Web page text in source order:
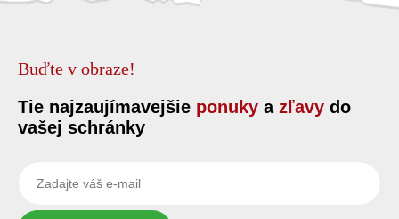
Buďte v obraze!
Tie najzaujímavejšie ponuky a zľavy do
vašej schránky